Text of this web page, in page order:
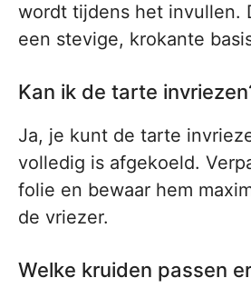
wordt tijdens het invullen.
een stevige, krokante
Kan ik de tarte
Ja, je kunt de tarte
volledig is afgekoeld.
folie en bewaar hem
de vriezer.
Welke kruiden passen